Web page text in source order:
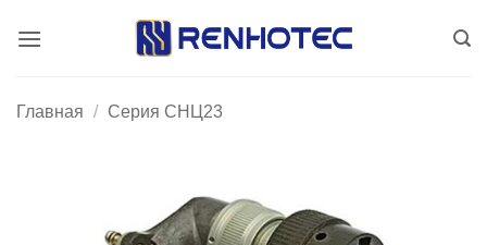
Главная / Серия CНЦ23